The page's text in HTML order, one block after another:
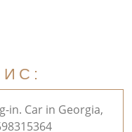
in. Car in Georgia,